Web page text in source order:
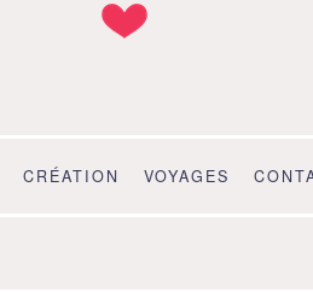
CRÉATION VOYAGES